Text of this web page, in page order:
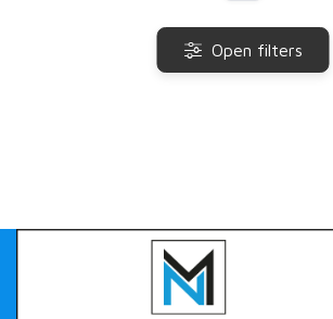
Open filters